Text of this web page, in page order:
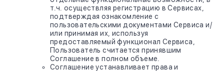
т.ч. осуществляя регистрацию в Сервисах,
подтверждая ознакомление с
пользовательскими документами Сервиса и/
или принимая их, используя
предоставляемый функционал Сервиса,
Пользователь считается принявшим
Соглашение в полном объеме.
Соглашение устанавливает права и